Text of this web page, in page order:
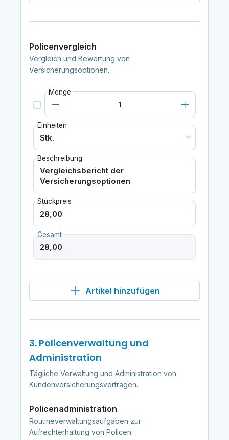
Policenvergleich
Vergleich und Bewertung von
Versicherungsoptionen.
Menge
Einheiten
Beschreibung
Stückpreis
Gesamt
Artikel hinzufügen
3. Policenverwaltung und
Administration
Tägliche Verwaltung und Administration von
Kundenversicherungsverträgen.
Policenadministration
Routineverwaltungsaufgaben zur
Aufrechterhaltung von Policen.